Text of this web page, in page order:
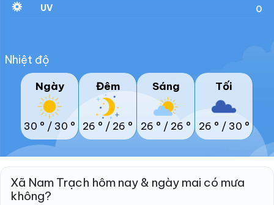
UV
0
Nhiệt độ
Ngày
30 ° / 30 °
Đêm
26 ° / 26 °
Sáng
26 ° / 26 °
Tối
26 ° / 30 °
Xã Nam Trạch hôm nay & ngày mai có mưa
không?